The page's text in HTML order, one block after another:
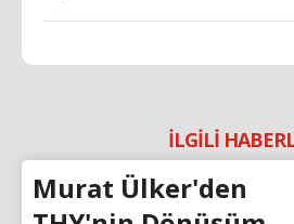
İLGİLİ
Murat Ülker'den